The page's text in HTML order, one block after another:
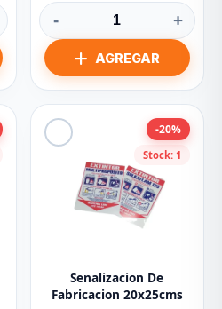
- +
Stock: 1
-20%
Senalizacion De
Fabricacion 20x25cms